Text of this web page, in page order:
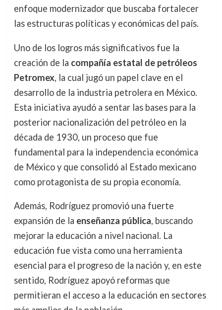
enfoque modernizador que buscaba fortalecer
las estructuras políticas y económicas del país.
Uno de los logros más significativos fue la
creación de la compañía estatal de petróleos
Petromex, la cual jugó un papel clave en el
desarrollo de la industria petrolera en México.
Esta iniciativa ayudó a sentar las bases para la
posterior nacionalización del petróleo en la
década de 1930, un proceso que fue
fundamental para la independencia económica
de México y que consolidó al Estado mexicano
como protagonista de su propia economía.
Además, Rodríguez promovió una fuerte
expansión de la enseñanza pública, buscando
mejorar la educación a nivel nacional. La
educación fue vista como una herramienta
esencial para el progreso de la nación y, en este
sentido, Rodríguez apoyó reformas que
permitieran el acceso a la educación en sectores